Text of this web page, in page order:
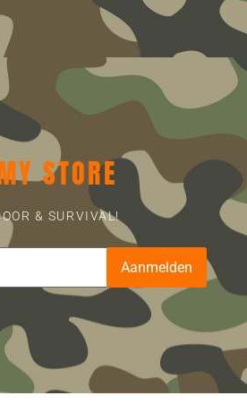
STORE
& SURVIVAL!
Aanmelden